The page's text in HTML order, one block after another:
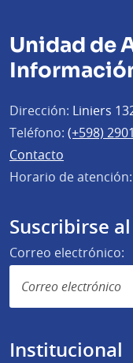
Unidad de
Dirección: Liniers
Teléfono: (+598)
Contacto
Horario de atención:
Suscribirse
Correo electrónico:
Institucional